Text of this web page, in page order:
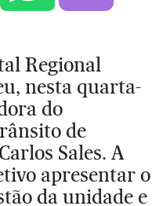
Regional
nesta quarta-
do
de
Sales. A
apresentar o
da unidade e